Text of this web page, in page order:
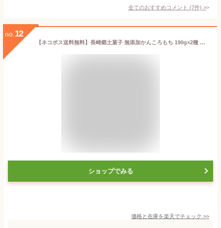
全てのおすすめコメント (7件) >
no. 12
【ネコポス送料無料】長崎郷土菓子 無添加かんころもち 190g×2種 食べ比べセット 全国一律送料無料 ポスト投函 郵便受け投函 出島屋 五島列島 特産品 名産品 かんころ餅 モチ 自然食品 薩摩芋 紫芋 無添加 無着色 KASHI 長崎 修学旅行 お土産【冷凍送料別商品の同梱不可】
ショップでみる
価格と在庫を楽天でチェック >>